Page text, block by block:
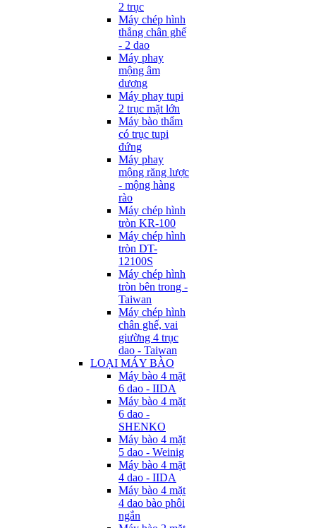
2 trục
Máy chép hình
thẳng chân ghế
- 2 dao
Máy phay
mộng âm
dương
Máy phay tupi
2 trục mặt lớn
Máy bào thẩm
có trục tupi
đứng
Máy phay
mộng răng lược
- mộng hàng
rào
Máy chép hình
tròn KR-100
Máy chép hình
tròn DT-
12100S
Máy chép hình
tròn bên trong -
Taiwan
Máy chép hình
chân ghế, vai
giường 4 trục
dao - Taiwan
LOẠI MÁY BÀO
Máy bào 4 mặt
6 dao - IIDA
Máy bào 4 mặt
6 dao -
SHENKO
Máy bào 4 mặt
5 dao - Weinig
Máy bào 4 mặt
4 dao - IIDA
Máy bào 4 mặt
4 dao bào phôi
ngắn